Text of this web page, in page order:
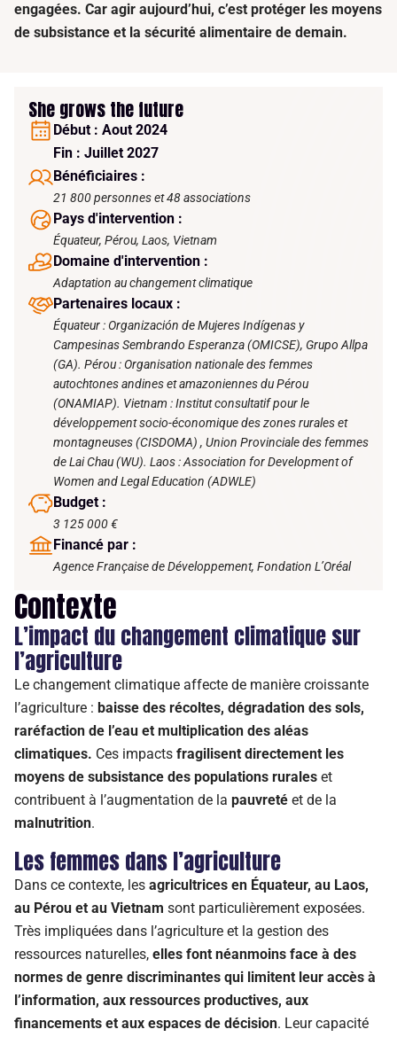
engagées. Car agir aujourd’hui, c’est protéger les moyens
de subsistance et la sécurité alimentaire de demain.
Contexte
L’impact du changement climatique sur
l’agriculture
Le changement climatique affecte de manière croissante
l’agriculture : baisse des récoltes, dégradation des sols,
raréfaction de l’eau et multiplication des aléas
climatiques. Ces impacts fragilisent directement les
moyens de subsistance des populations rurales et
contribuent à l’augmentation de la pauvreté et de la
malnutrition.
Les femmes dans l’agriculture
Dans ce contexte, les agricultrices en Équateur, au Laos,
au Pérou et au Vietnam sont particulièrement exposées.
Très impliquées dans l’agriculture et la gestion des
ressources naturelles, elles font néanmoins face à des
normes de genre discriminantes qui limitent leur accès à
l’information, aux ressources productives, aux
financements et aux espaces de décision. Leur capacité
She grows the future
Début : Aout 2024
Fin : Juillet 2027
Bénéficiaires :
21 800 personnes et 48 associations
Pays d'intervention :
Équateur, Pérou, Laos, Vietnam
Domaine d'intervention :
Adaptation au changement climatique
Partenaires locaux :
Équateur : Organización de Mujeres Indígenas y
Campesinas Sembrando Esperanza (OMICSE), Grupo Allpa
(GA). Pérou : Organisation nationale des femmes
autochtones andines et amazoniennes du Pérou
(ONAMIAP). Vietnam : Institut consultatif pour le
développement socio-économique des zones rurales et
montagneuses (CISDOMA) , Union Provinciale des femmes
de Lai Chau (WU). Laos : Association for Development of
Women and Legal Education (ADWLE)
Budget :
3 125 000 €
Financé par :
Agence Française de Développement, Fondation L’Oréal